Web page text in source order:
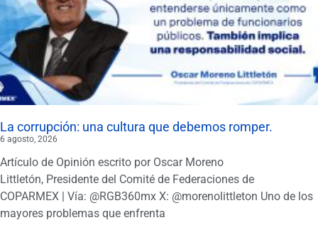
La corrupción: una cultura que debemos romper.
6 agosto, 2026
Artículo de Opinión escrito por Oscar Moreno
Littletón, Presidente del Comité de Federaciones de
COPARMEX | Vía: @RGB360mx X: @morenolittleton Uno de los
mayores problemas que enfrenta